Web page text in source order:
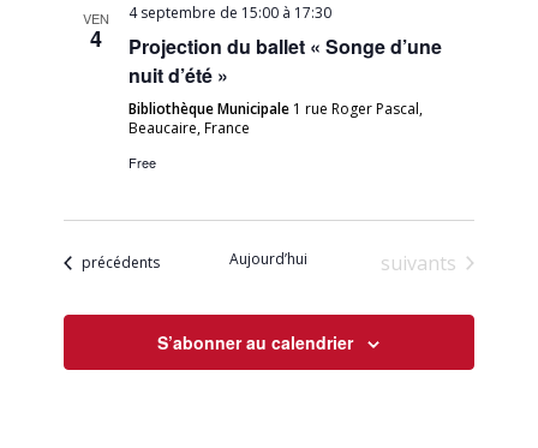
vues
VEN
4
4 septembre de 15:00 à 17:30
Projection du ballet « Songe d’une
nuit d’été »
Bibliothèque Municipale 1 rue Roger Pascal,
Beaucaire, France
Free
Évènements
précédents Aujourd’hui Évènements
suivants
S’abonner au calendrier